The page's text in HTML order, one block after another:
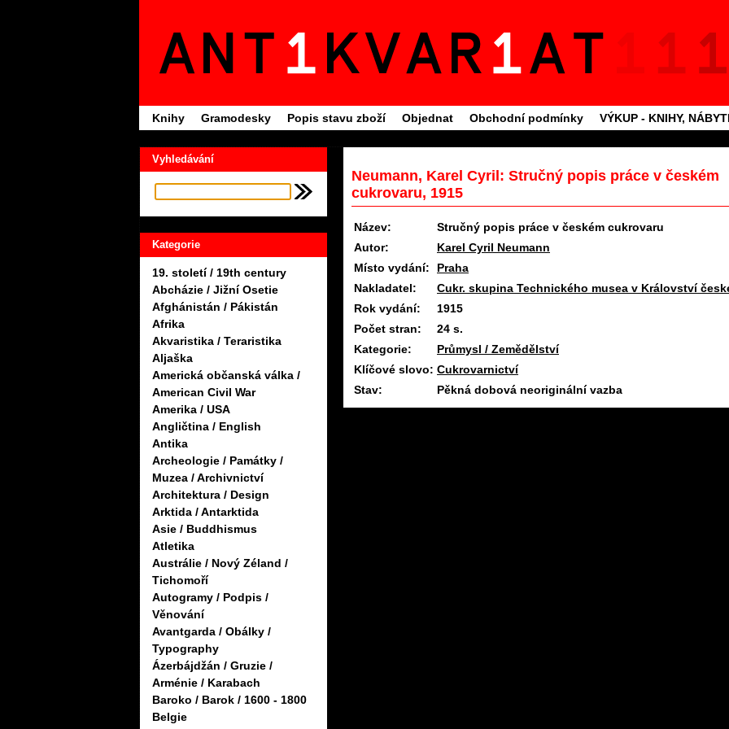
Knihy Gramodesky Popis stavu zboží Objednat Obchodní podmínky VÝKUP - KNIHY,
Vyhledávání
Kategorie
19. století / 19th century
Abcházie / Jižní Osetie
Afghánistán / Pákistán
Afrika
Akvaristika / Teraristika
Aljaška
Americká občanská válka /
American Civil War
Amerika / USA
Angličtina / English
Antika
Archeologie / Památky /
Muzea / Archivnictví
Architektura / Design
Arktida / Antarktida
Asie / Buddhismus
Atletika
Austrálie / Nový Zéland /
Tichomoří
Autogramy / Podpis /
Věnování
Avantgarda / Obálky /
Typography
Ázerbájdžán / Gruzie /
Arménie / Karabach
Baroko / Barok / 1600 - 1800
Belgie
Neumann, Karel Cyril: Stručný popis práce v českém
cukrovaru, 1915
Název:
Stručný popis práce v českém cukrovaru
Autor:
Karel Cyril Neumann
Místo vydání:
Praha
Nakladatel:
Cukr. skupina Technického musea v Království
Rok vydání:
1915
Počet stran:
24 s.
Kategorie:
Průmysl / Zemědělství
Klíčové slovo: Cukrovarnictví
Stav:
Pěkná dobová neoriginální vazba